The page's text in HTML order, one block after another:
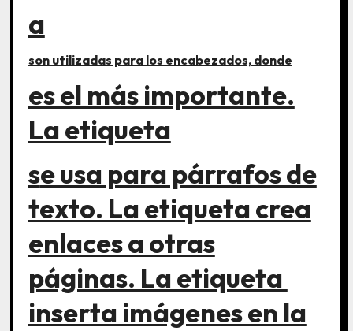
a
son utilizadas para los encabezados, donde
es el más importante.
La etiqueta
se usa para párrafos de
texto. La etiquetacrea
enlaces a otras
páginas. La etiqueta
inserta imágenes en la